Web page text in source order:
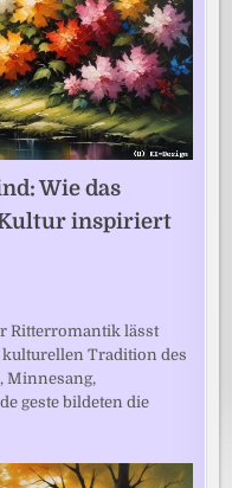
Wie das
inspiriert
Ritterromantik lässt
Tradition des
Minnesang,
geste bildeten die